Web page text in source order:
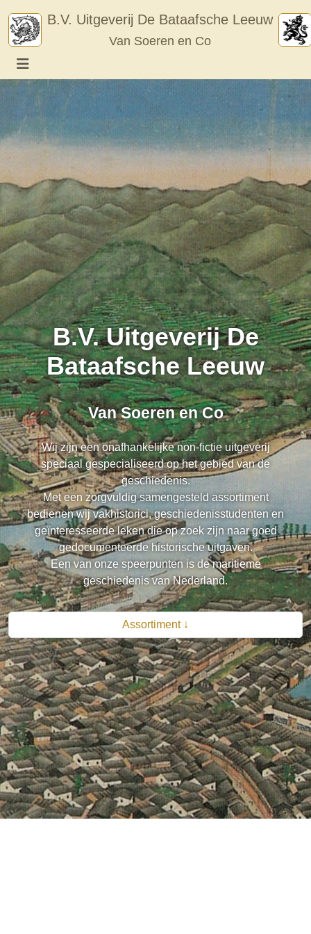
content
B.V. Uitgeverij De Bataafsche Leeuw
Van Soeren en Co
B.V. Uitgeverij De
Bataafsche Leeuw
Van Soeren en Co
Wij zijn een onafhankelijke non-fictie uitgeverij
speciaal gespecialiseerd op het gebied van de
geschiedenis.
Met een zorgvuldig samengesteld assortiment
bedienen wij vakhistorici, geschiedenisstudenten en
geïnteresseerde leken die op zoek zijn naar goed
gedocumenteerde historische uitgaven.
Een van onze speerpunten is de maritieme
geschiedenis van Nederland.
Assortiment ↓